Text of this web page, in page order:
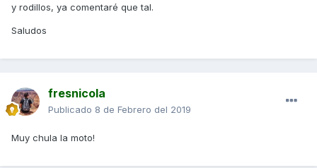
y rodillos, ya comentaré que tal.
Saludos
fresnicola
Publicado 8 de Febrero del 2019
Muy chula la moto!